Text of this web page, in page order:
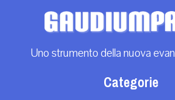
Uno strumento della nuova
Categorie